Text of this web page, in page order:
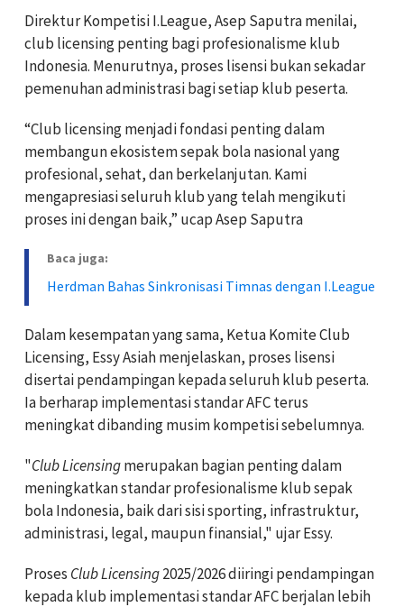
Direktur Kompetisi I.League, Asep Saputra menilai,
club licensing penting bagi profesionalisme klub
Indonesia. Menurutnya, proses lisensi bukan sekadar
pemenuhan administrasi bagi setiap klub peserta.
“Club licensing menjadi fondasi penting dalam
membangun ekosistem sepak bola nasional yang
profesional, sehat, dan berkelanjutan. Kami
mengapresiasi seluruh klub yang telah mengikuti
proses ini dengan baik,” ucap Asep Saputra
Baca juga:
Herdman Bahas Sinkronisasi Timnas dengan I.League
Dalam kesempatan yang sama, Ketua Komite Club
Licensing, Essy Asiah menjelaskan, proses lisensi
disertai pendampingan kepada seluruh klub peserta.
Ia berharap implementasi standar AFC terus
meningkat dibanding musim kompetisi sebelumnya.
"Club Licensingmerupakan bagian penting dalam
meningkatkan standar profesionalisme klub sepak
bola Indonesia, baik dari sisi sporting, infrastruktur,
administrasi, legal, maupun finansial," ujar Essy.
Proses Club Licensing2025/2026 diiringi pendampingan
kepada klub implementasi standar AFC berjalan lebih